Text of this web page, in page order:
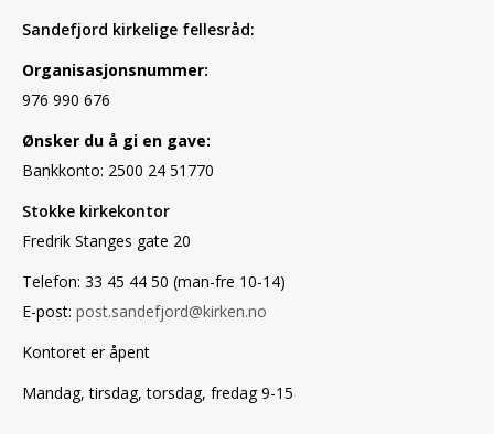
Sandefjord kirkelige fellesråd:
Organisasjonsnummer:
976 990 676
Ønsker du å gi en gave:
Bankkonto: 2500 24 51770
Stokke kirkekontor
Fredrik Stanges gate 20
Telefon: 33 45 44 50 (man-fre 10-14)
E-post: post.sandefjord@kirken.no
Kontoret er åpent
Mandag, tirsdag, torsdag, fredag 9-15